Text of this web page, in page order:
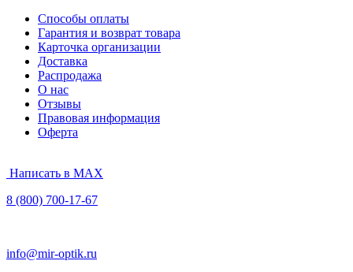
Способы оплаты
Гарантия и возврат товара
Карточка организации
Доставка
Распродажа
О нас
Отзывы
Правовая информация
Оферта
Написать в MAX
8 (800) 700-17-67
info@mir-optik.ru